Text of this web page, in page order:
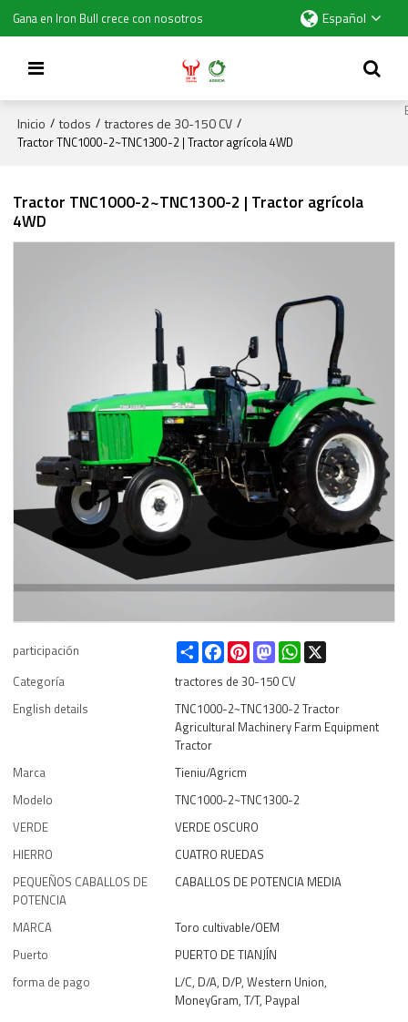
Gana en Iron Bull crece con nosotros Español
Inicio / todos / tractores de 30-150 CV /
Tractor TNC1000-2~TNC1300-2 | Tractor agrícola 4WD
Tractor TNC1000-2~TNC1300-2 | Tractor agrícola
4WD
participación ShareFacebookPinterestMastodonWhatsApp
Categoría
tractores de 30-150 CV
English details
TNC1000-2~TNC1300-2 Tractor
Agricultural Machinery Farm Equipment
Tractor
Marca
Tieniu/Agricm
Modelo
TNC1000-2~TNC1300-2
VERDE
VERDE OSCURO
HIERRO
CUATRO RUEDAS
PEQUEÑOS CABALLOS DE
POTENCIA
CABALLOS DE POTENCIA MEDIA
MARCA
Toro cultivable/OEM
Puerto
PUERTO DE TIANJÍN
forma de pago
L/C, D/A, D/P, Western Union,
MoneyGram, T/T, Paypal